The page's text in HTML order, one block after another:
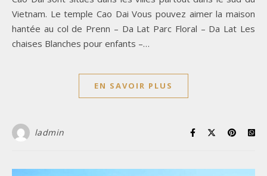
Vietnam. Le temple Cao Dai Vous pouvez aimer la maison
hantée au col de Prenn – Da Lat Parc Floral – Da Lat Les
chaises Blanches pour enfants –…
EN SAVOIR PLUS
ladmin